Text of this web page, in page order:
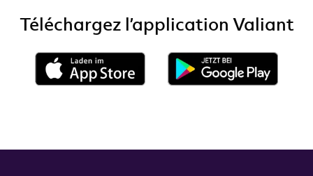
Téléchargez l’application Valiant